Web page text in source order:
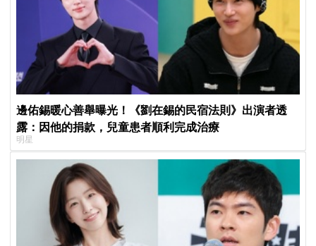
邊佑錫暖心善舉曝光！《劉在錫的民宿法則》出演者透
露：因他的捐款，兒童患者順利完成治療
明星